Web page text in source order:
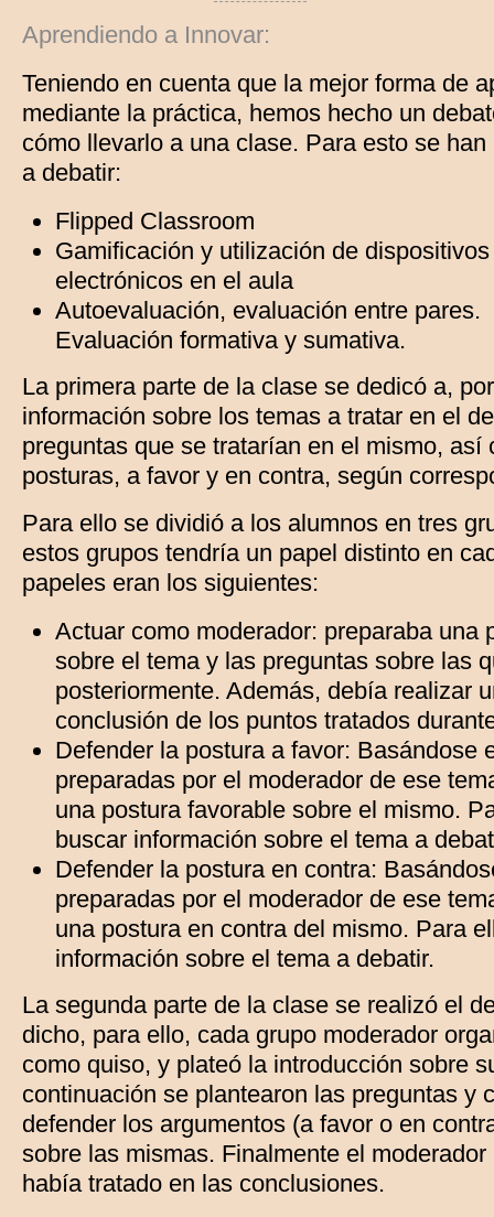
Aprendiendo a Innovar:
Teniendo en cuenta que la mejor forma de
mediante la práctica, hemos hecho un
cómo llevarlo a una clase. Para esto se
a debatir:
Flipped Classroom
Gamificación y utilización de dispositivos
electrónicos en el aula
Autoevaluación, evaluación entre pares.
Evaluación formativa y sumativa.
La primera parte de la clase se dedicó a,
información sobre los temas a tratar en el
preguntas que se tratarían en el mismo, así
posturas, a favor y en contra, según
Para ello se dividió a los alumnos en tres
estos grupos tendría un papel distinto en
papeles eran los siguientes:
Actuar como moderador: preparaba una
sobre el tema y las preguntas sobre las
posteriormente. Además, debía realizar
conclusión de los puntos tratados
Defender la postura a favor: Basándose
preparadas por el moderador de ese
una postura favorable sobre el mismo.
buscar información sobre el tema a
Defender la postura en contra:
preparadas por el moderador de ese
una postura en contra del mismo. Para
información sobre el tema a debatir.
La segunda parte de la clase se realizó el
dicho, para ello, cada grupo moderador
como quiso, y plateó la introducción sobre
continuación se plantearon las preguntas y
defender los argumentos (a favor o en
sobre las mismas. Finalmente el
había tratado en las conclusiones.